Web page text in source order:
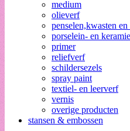
medium
olieverf
penselen,kwasten en
porselein- en
primer
reliefverf
schildersezels
spray paint
textiel- en leerverf
vernis
overige producten
stansen & embossen